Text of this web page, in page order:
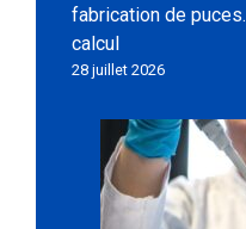
fabrication de
calcul
28 juillet 2026